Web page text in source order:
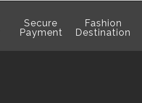
Secure
Payment
Fashion
Destination